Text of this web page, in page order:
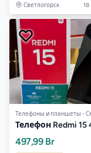
Светлогорск 18
Телефоны и планшеты -
Телефон Redmi 15
497,99 Br